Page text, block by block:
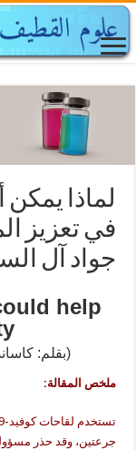
لماذا
في تعزيز
جواد آل
help
(Cassandra Willyard – بقلم: كاساندرا ويليارد)
ملخص المقالة:
جرعتين، وقد حذر